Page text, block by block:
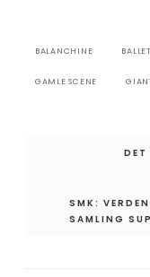
BALANCHINE
GAMLE SCENE
DET
SMK:
SAMLING